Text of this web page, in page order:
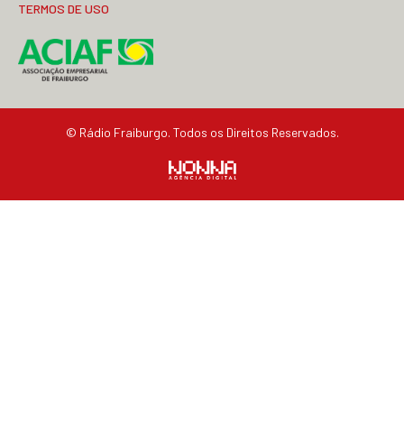
TERMOS DE USO
© Rádio Fraiburgo. Todos os Direitos Reservados.